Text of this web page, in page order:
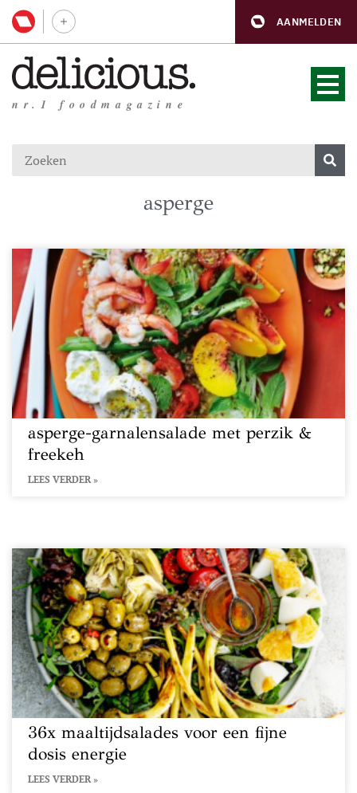
AANMELDEN
nr.1 foodmagazine
asperge
asperge-garnalensalade met perzik &
freekeh
LEES VERDER »
36x maaltijdsalades voor een fijne
dosis energie
LEES VERDER »